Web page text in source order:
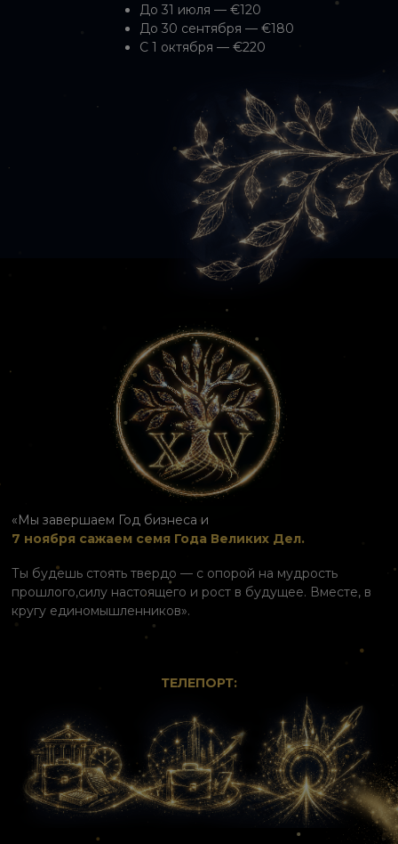
До 31 июля — €120
До 30 сентября — €180
С 1 октября — €220
«Мы завершаем Год бизнеса и
7 ноября сажаем семя Года Великих Дел.
Ты будешь стоять твердо — с опорой на мудрость
прошлого,силу настоящего и рост в будущее. Вместе, в
кругу единомышленников».
ТЕЛЕПОРТ: